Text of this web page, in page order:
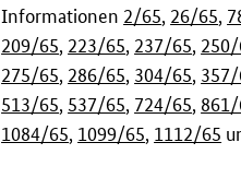
Informationen 2/65, 26/65,
209/65, 223/65, 237/65,
275/65, 286/65, 304/65,
513/65, 537/65, 724/65,
1084/65, 1099/65, 1112/65